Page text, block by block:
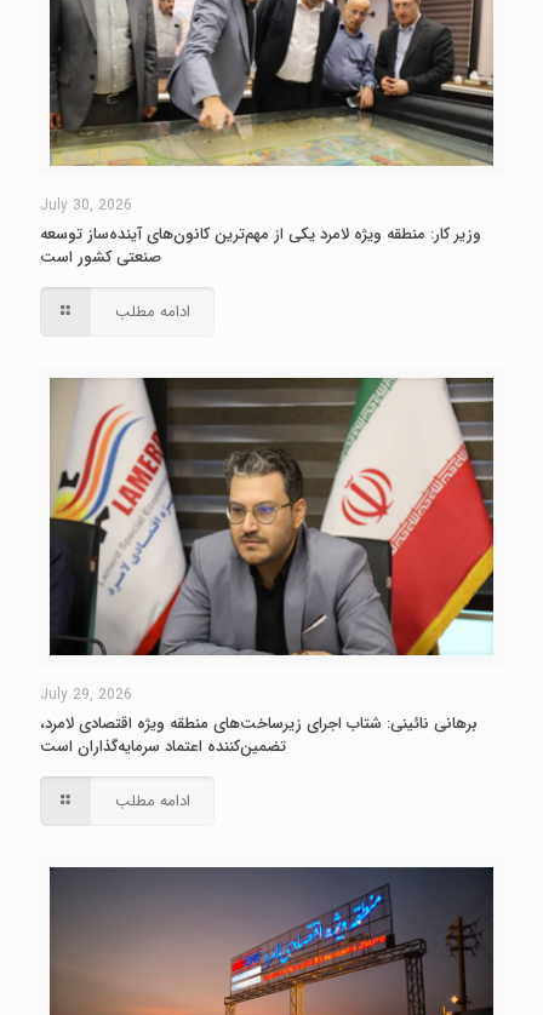
July 30, 2026
وزیر کار: منطقه ویژه لامرد یکی از مهم‌ترین کانون‌های آینده‌ساز توسعه
صنعتی کشور است
ادامه مطلب
July 29, 2026
برهانی نائینی: شتاب اجرای زیرساخت‌های منطقه ویژه اقتصادی لامرد،
تضمین‌کننده اعتماد سرمایه‌گذاران است
ادامه مطلب